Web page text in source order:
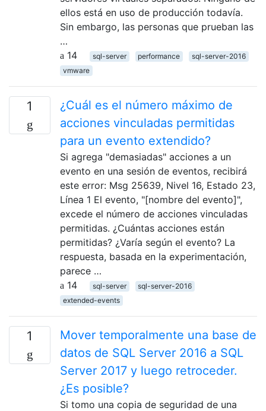
ellos está en uso de producción todavía.
Sin embargo, las personas que prueban las
…
14
sql-server performance
sql-server-2016
vmware
1
¿Cuál es el número máximo de
acciones vinculadas permitidas
para un evento extendido?
Si agrega "demasiadas" acciones a un
evento en una sesión de eventos, recibirá
este error: Msg 25639, Nivel 16, Estado 23,
Línea 1 El evento, "[nombre del evento]",
excede el número de acciones vinculadas
permitidas. ¿Cuántas acciones están
permitidas? ¿Varía según el evento? La
respuesta, basada en la experimentación,
parece …
14
sql-server
sql-server-2016
extended-events
1
Mover temporalmente una base de
datos de SQL Server 2016 a SQL
Server 2017 y luego retroceder.
¿Es posible?
Si tomo una copia de seguridad de una